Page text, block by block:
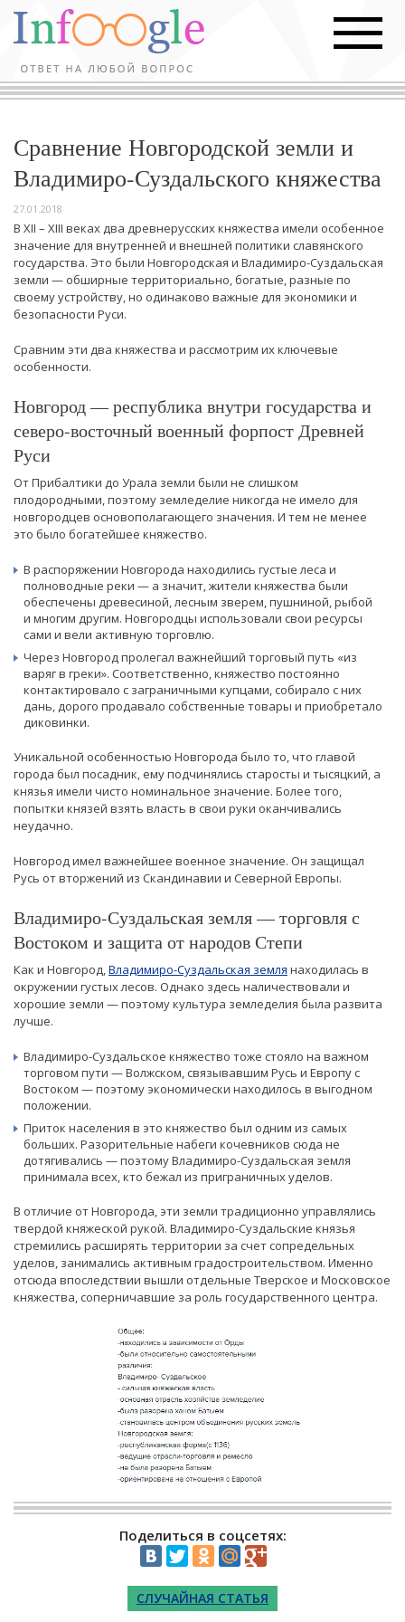
Сравнение Новгородской земли и
Владимиро-Суздальского княжества
27.01.2018
В XII – XIII веках два древнерусских княжества имели особенное
значение для внутренней и внешней политики славянского
государства. Это были Новгородская и Владимиро-Суздальская
земли — обширные территориально, богатые, разные по
своему устройству, но одинаково важные для экономики и
безопасности Руси.
Сравним эти два княжества и рассмотрим их ключевые
особенности.
Новгород — республика внутри государства и
северо-восточный военный форпост Древней
Руси
От Прибалтики до Урала земли были не слишком
плодородными, поэтому земледелие никогда не имело для
новгородцев основополагающего значения. И тем не менее
это было богатейшее княжество.
В распоряжении Новгорода находились густые леса и
полноводные реки — а значит, жители княжества были
обеспечены древесиной, лесным зверем, пушниной, рыбой
и многим другим. Новгородцы использовали свои ресурсы
сами и вели активную торговлю.
Через Новгород пролегал важнейший торговый путь «из
варяг в греки». Соответственно, княжество постоянно
контактировало с заграничными купцами, собирало с них
дань, дорого продавало собственные товары и приобретало
диковинки.
Уникальной особенностью Новгорода было то, что главой
города был посадник, ему подчинялись старосты и тысяцкий, а
князья имели чисто номинальное значение. Более того,
попытки князей взять власть в свои руки оканчивались
неудачно.
Новгород имел важнейшее военное значение. Он защищал
Русь от вторжений из Скандинавии и Северной Европы.
Владимиро-Суздальская земля — торговля с
Востоком и защита от народов Степи
Как и Новгород,Владимиро-Суздальская земля находилась в
окружении густых лесов. Однако здесь наличествовали и
хорошие земли — поэтому культура земледелия была развита
лучше.
Владимиро-Суздальское княжество тоже стояло на важном
торговом пути — Волжском, связывавшим Русь и Европу с
Востоком — поэтому экономически находилось в выгодном
положении.
Приток населения в это княжество был одним из самых
больших. Разорительные набеги кочевников сюда не
дотягивались — поэтому Владимиро-Суздальская земля
принимала всех, кто бежал из приграничных уделов.
В отличие от Новгорода, эти земли традиционно управлялись
твердой княжеской рукой. Владимиро-Суздальские князья
стремились расширять территории за счет сопредельных
уделов, занимались активным градостроительством. Именно
отсюда впоследствии вышли отдельные Тверское и Московское
княжества, соперничавшие за роль государственного центра.
Поделиться в соцсетях:
СЛУЧАЙНАЯ СТАТЬЯ